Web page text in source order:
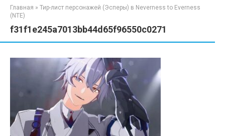
Главная » Тир-лист персонажей (Эсперы) в Neverness to Everness
(NTE)
f31f1e245a7013bb44d65f96550c0271